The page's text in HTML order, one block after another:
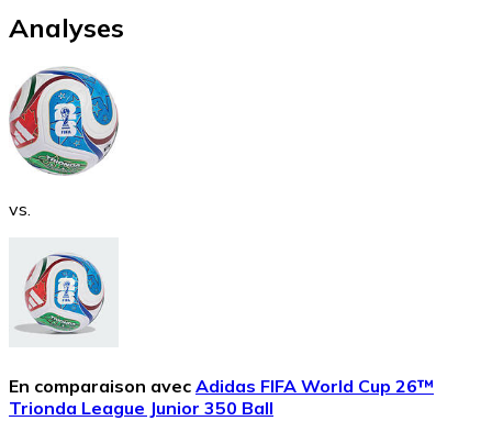
Analyses
vs.
En comparaison avec Adidas FIFA World Cup 26™
Trionda League Junior 350 Ball